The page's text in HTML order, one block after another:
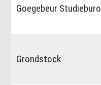
Goegebeur Studieburo
Grondstock